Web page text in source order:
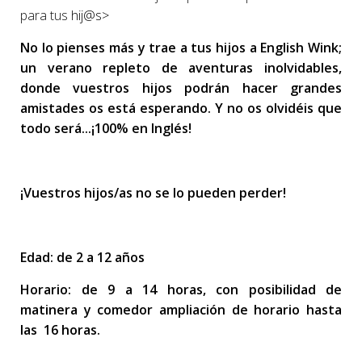
para tus hij@s>
No lo pienses más y trae a tus hijos a English Wink;
un verano repleto de aventuras inolvidables,
donde vuestros hijos podrán hacer grandes
amistades os está esperando. Y no os olvidéis que
todo será...¡100% en Inglés!
¡Vuestros hijos/as no se lo pueden perder!
Edad: de 2 a 12 años
Horario: de 9 a 14 horas, con posibilidad de
matinera y comedor ampliación de horario hasta
las 16 horas.